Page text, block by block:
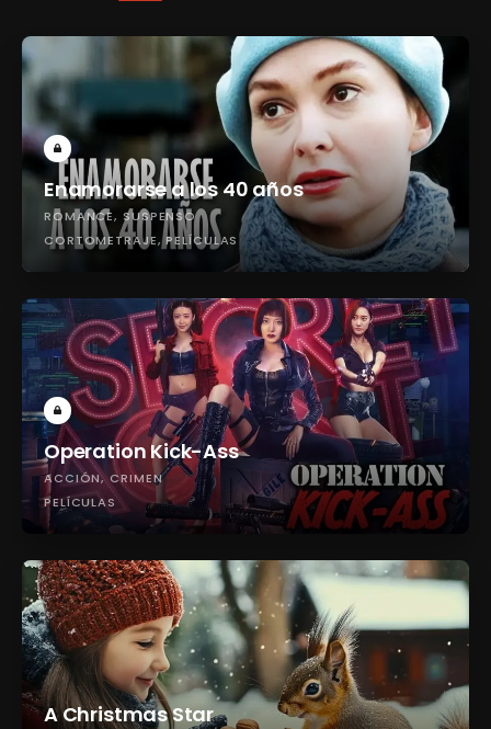
Enamorarse a los 40 años
ROMANCE SUSPENSO
CORTOMETRAJE PELÍCULAS
Operation Kick-Ass
ACCIÓN CRIMEN
PELÍCULAS
A Christmas Star